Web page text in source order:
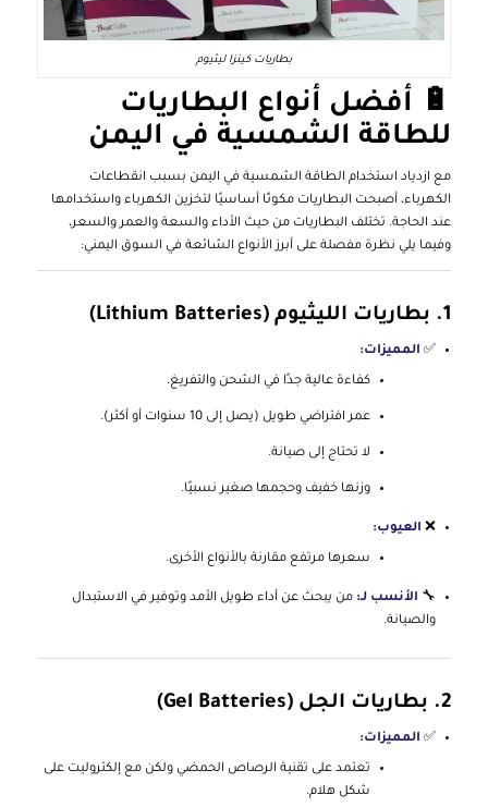
بطاريات كينزا ليثيوم
🔋 أفضل أنواع البطاريات
للطاقة الشمسية في اليمن
مع ازدياد استخدام الطاقة الشمسية في اليمن بسبب انقطاعات
الكهرباء، أصبحت البطاريات مكونًا أساسيًا لتخزين الكهرباء واستخدامها
عند الحاجة. تختلف البطاريات من حيث الأداء والسعة والعمر والسعر،
وفيما يلي نظرة مفصلة على أبرز الأنواع الشائعة في السوق اليمني:
1. بطاريات الليثيوم (Lithium Batteries)
✅ المميزات:
كفاءة عالية جدًا في الشحن والتفريغ.
عمر افتراضي طويل (يصل إلى 10 سنوات أو أكثر).
لا تحتاج إلى صيانة.
وزنها خفيف وحجمها صغير نسبيًا.
❌ العيوب:
سعرها مرتفع مقارنة بالأنواع الأخرى.
🔧 الأنسب لـ: من يبحث عن أداء طويل الأمد وتوفير في الاستبدال
والصيانة.
2. بطاريات الجل (Gel Batteries)
✅ المميزات:
تعتمد على تقنية الرصاص الحمضي ولكن مع إلكتروليت على
شكل هلام.